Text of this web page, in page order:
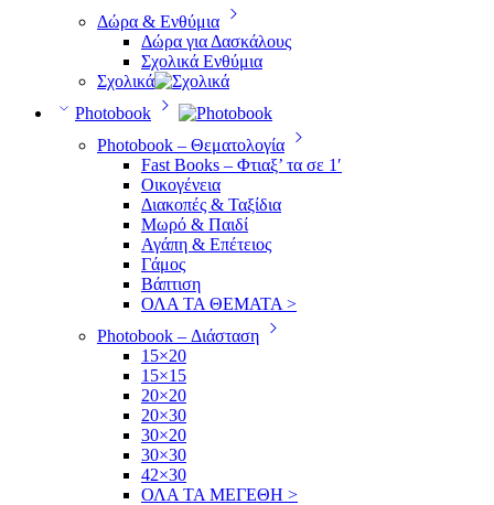
Δώρα & Ενθύμια
Δώρα για Δασκάλους
Σχολικά Ενθύμια
Σχολικά
Photobook
Photobook – Θεματολογία
Fast Books – Φτιαξ’ τα σε 1′
Οικογένεια
Διακοπές & Ταξίδια
Μωρό & Παιδί
Αγάπη & Επέτειος
Γάμος
Βάπτιση
ΟΛΑ ΤΑ ΘΕΜΑΤΑ >
Photobook – Διάσταση
15×20
15×15
20×20
20×30
30×20
30×30
42×30
ΟΛΑ ΤΑ ΜΕΓΕΘΗ >